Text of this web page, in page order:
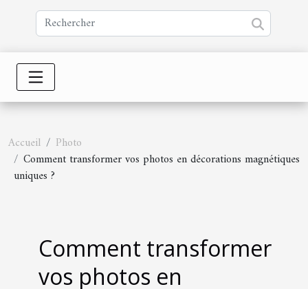
Accueil
Photo
Comment transformer vos photos en décorations magnétiques
uniques ?
Comment transformer
vos photos en